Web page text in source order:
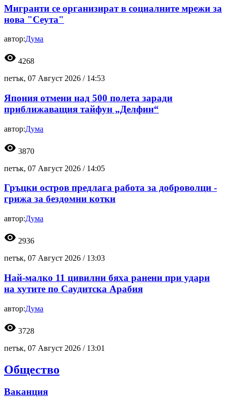
Мигранти се организират в социалните мрежи за
нова "Сеута"
автор:Дума
visibility 4268
петък, 07 Август 2026 / 14:53
Япония отмени над 500 полета заради
приближаващия тайфун „Делфин“
автор:Дума
visibility 3870
петък, 07 Август 2026 / 14:05
Гръцки остров предлага работа за доброволци -
грижа за бездомни котки
автор:Дума
visibility 2936
петък, 07 Август 2026 / 13:03
Най-малко 11 цивилни бяха ранени при удари
на хутите по Саудитска Арабия
автор:Дума
visibility 3728
петък, 07 Август 2026 / 13:01
Общество
Ваканция